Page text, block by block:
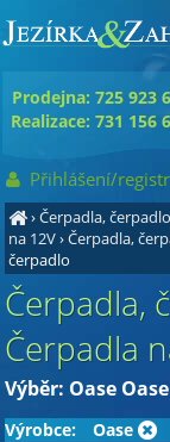
›Čerpadla,
na 12V›Čerpadla,
čerpadlo
Čerpadla,
Čerpadla
Výběr: Oase Oase
Výrobce: Oase
Prodejna: 725 923
Realizace: 731 156
Přihlášení/